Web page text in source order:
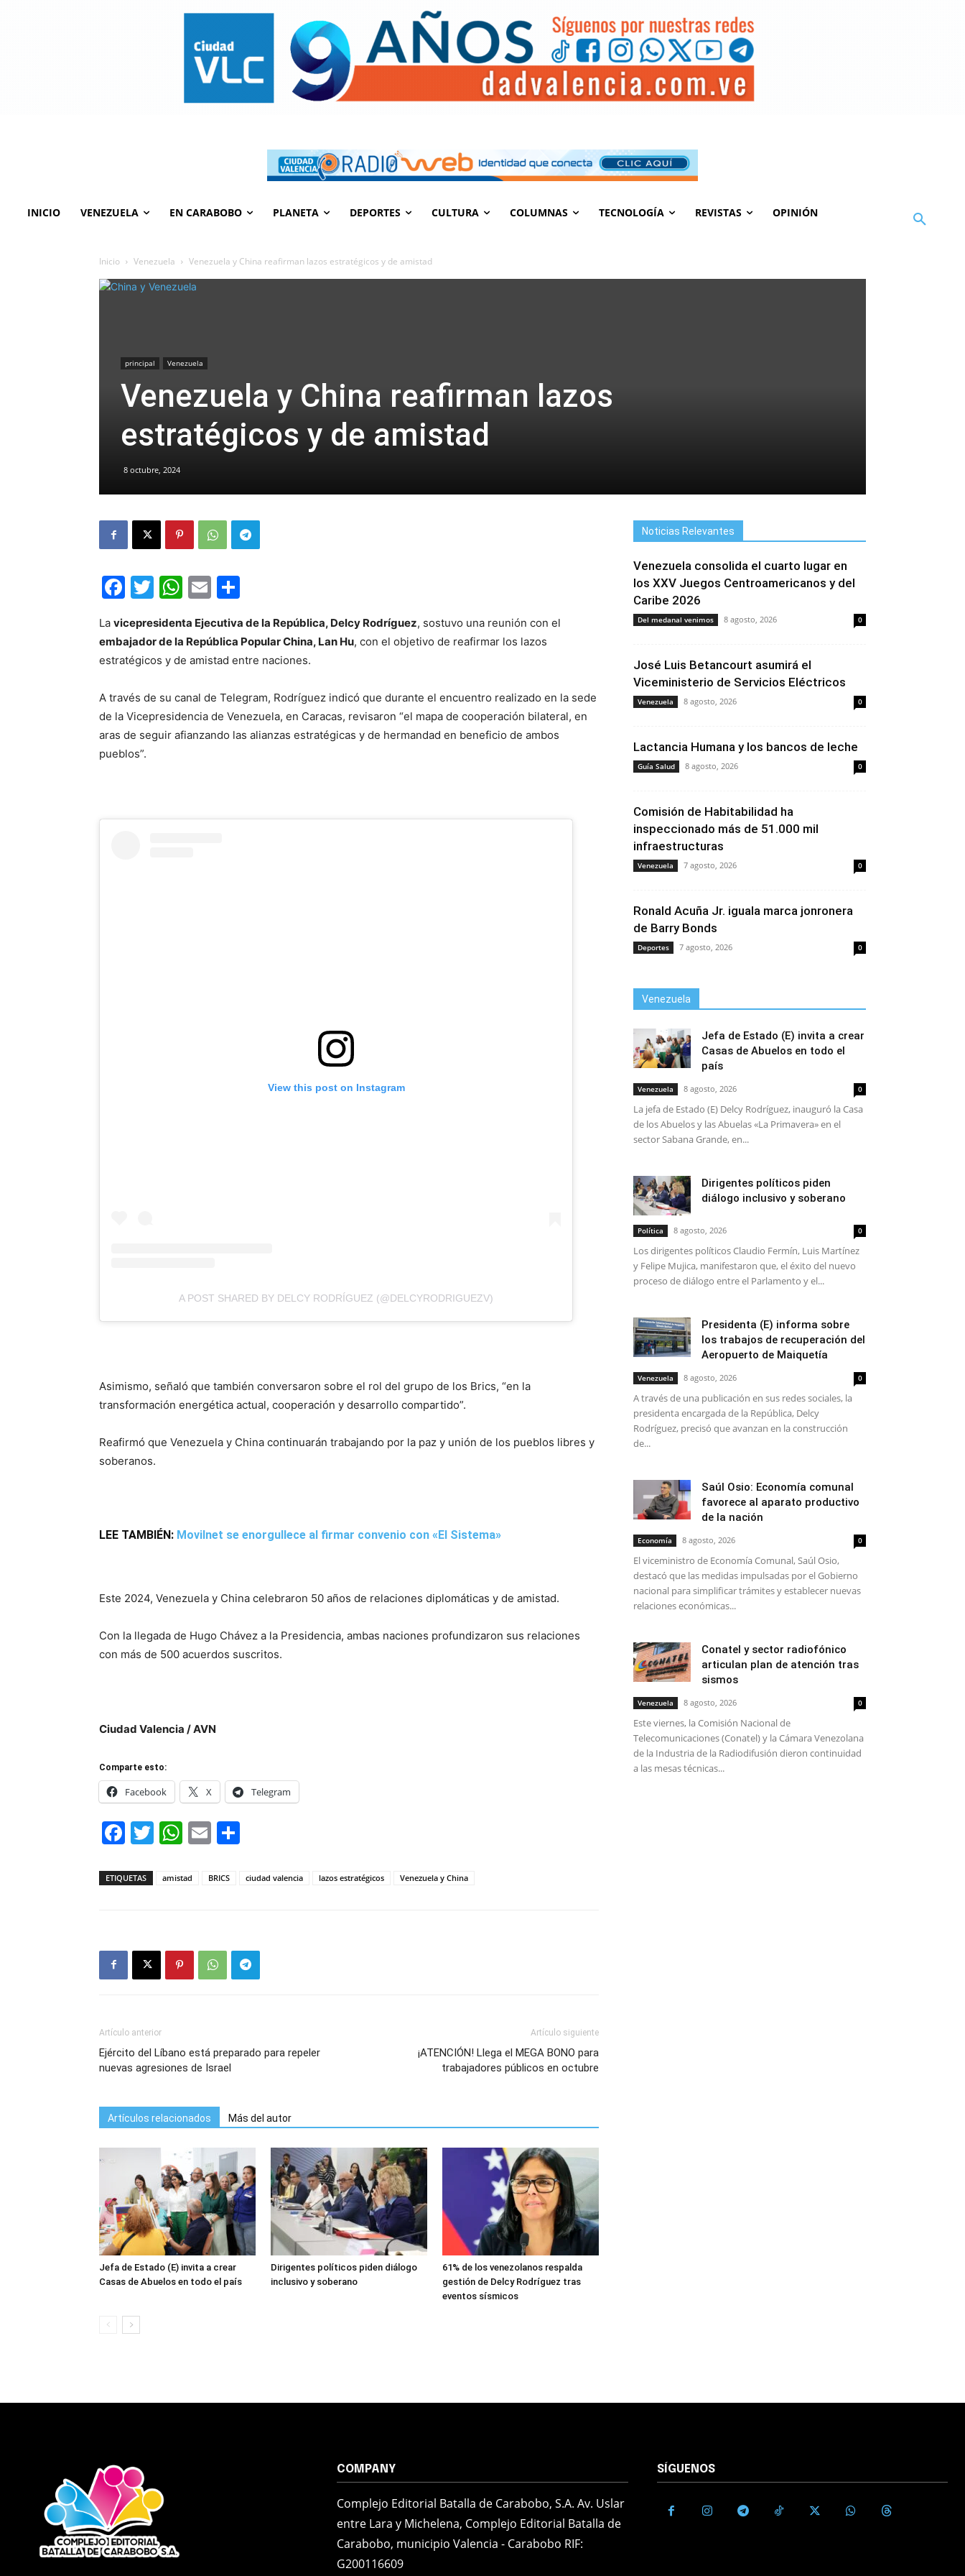
INICIO VENEZUELA EN CARABOBO PLANETA DEPORTES CULTURA COLUMNAS TECNOLOGÍA REVISTAS OPINIÓN
Inicio Venezuela Venezuela y China reafirman lazos estratégicos y de amistad
principal Venezuela
Venezuela y China reafirman lazos
estratégicos y de amistad
8 octubre, 2024
Facebook
Twitter
WhatsApp
Email
La vicepresidenta Ejecutiva de la República, Delcy Rodríguez, sostuvo una reunión con el
embajador de la República Popular China, Lan Hu, con el objetivo de reafirmar los lazos
estratégicos y de amistad entre naciones.
A través de su canal de Telegram, Rodríguez indicó que durante el encuentro realizado en la sede
de la Vicepresidencia de Venezuela, en Caracas, revisaron “el mapa de cooperación bilateral, en
aras de seguir afianzando las alianzas estratégicas y de hermandad en beneficio de ambos
pueblos”.
View this post on Instagram
A POST SHARED BY DELCY RODRÍGUEZ (@DELCYRODRIGUEZV)
Asimismo, señaló que también conversaron sobre el rol del grupo de los Brics, “en la
transformación energética actual, cooperación y desarrollo compartido”.
Reafirmó que Venezuela y China continuarán trabajando por la paz y unión de los pueblos libres y
soberanos.
LEE TAMBIÉN: Movilnet se enorgullece al firmar convenio con «El Sistema»
Este 2024, Venezuela y China celebraron 50 años de relaciones diplomáticas y de amistad.
Con la llegada de Hugo Chávez a la Presidencia, ambas naciones profundizaron sus relaciones
con más de 500 acuerdos suscritos.
Ciudad Valencia / AVN
Comparte esto:
Facebook X Telegram
Facebook
Twitter
WhatsApp
Email
ETIQUETAS amistad BRICS ciudad valencia lazos estratégicos Venezuela y China
Artículo anterior
Ejército del Líbano está preparado para repeler
nuevas agresiones de Israel
Artículo siguiente
¡ATENCIÓN! Llega el MEGA BONO para
trabajadores públicos en octubre
Artículos relacionados Más del autor
Jefa de Estado (E) invita a crear
Casas de Abuelos en todo el país
Dirigentes políticos piden diálogo
inclusivo y soberano
61% de los venezolanos respalda
gestión de Delcy Rodríguez tras
eventos sísmicos
Noticias Relevantes
Venezuela consolida el cuarto lugar en
los XXV Juegos Centroamericanos y del
Caribe 2026
Del medanal venimos 8 agosto, 2026 0
José Luis Betancourt asumirá el
Viceministerio de Servicios Eléctricos
Venezuela 8 agosto, 2026 0
Lactancia Humana y los bancos de leche
Guía Salud 8 agosto, 2026 0
Comisión de Habitabilidad ha
inspeccionado más de 51.000 mil
infraestructuras
Venezuela 7 agosto, 2026 0
Ronald Acuña Jr. iguala marca jonronera
de Barry Bonds
Deportes 7 agosto, 2026 0
Venezuela
Jefa de Estado (E) invita a crear
Casas de Abuelos en todo el
país
Venezuela 8 agosto, 2026 0
La jefa de Estado (E) Delcy Rodríguez, inauguró la Casa
de los Abuelos y las Abuelas «La Primavera» en el
sector Sabana Grande, en...
Dirigentes políticos piden
diálogo inclusivo y soberano
Política 8 agosto, 2026 0
Los dirigentes políticos Claudio Fermín, Luis Martínez
y Felipe Mujica, manifestaron que, el éxito del nuevo
proceso de diálogo entre el Parlamento y el...
Presidenta (E) informa sobre
los trabajos de recuperación del
Aeropuerto de Maiquetía
Venezuela 8 agosto, 2026 0
A través de una publicación en sus redes sociales, la
presidenta encargada de la República, Delcy
Rodríguez, precisó que avanzan en la construcción
de...
Saúl Osio: Economía comunal
favorece al aparato productivo
de la nación
Economía 8 agosto, 2026 0
El viceministro de Economía Comunal, Saúl Osio,
destacó que las medidas impulsadas por el Gobierno
nacional para simplificar trámites y establecer nuevas
relaciones económicas...
Conatel y sector radiofónico
articulan plan de atención tras
sismos
Venezuela 8 agosto, 2026 0
Este viernes, la Comisión Nacional de
Telecomunicaciones (Conatel) y la Cámara Venezolana
de la Industria de la Radiodifusión dieron continuidad
a las mesas técnicas...
COMPANY
Complejo Editorial Batalla de Carabobo, S.A. Av. Uslar
entre Lara y Michelena, Complejo Editorial Batalla de
Carabobo, municipio Valencia - Carabobo RIF:
G200116609
SÍGUENOS